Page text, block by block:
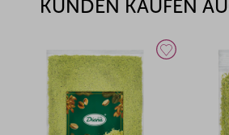
KUNDEN KAUFEN